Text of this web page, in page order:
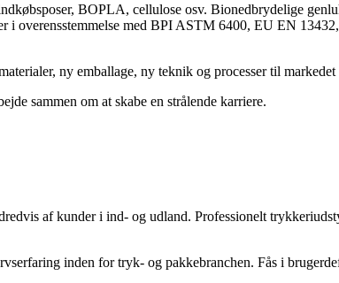
BOPLA, cellulose osv. Bionedbrydelige
i overensstemmelse med BPI ASTM 6400, EU EN
ny emballage, ny teknik og processer til
sammen om at skabe en strålende karriere.
af kunder i ind- og udland. Professionelt
inden for tryk- og pakkebranchen. Fås i